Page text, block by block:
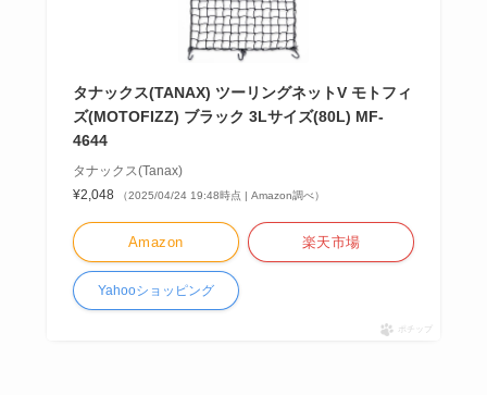
タナックス(TANAX) ツーリングネットV モトフィ
ズ(MOTOFIZZ) ブラック 3Lサイズ(80L) MF-
4644
タナックス(Tanax)
¥2,048
（2025/04/24 19:48時点 | Amazon調べ）
Amazon 楽天市場
Yahooショッピング
ポチップ